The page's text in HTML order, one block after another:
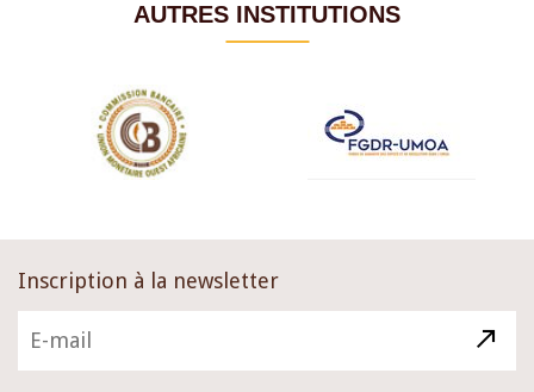
AUTRES INSTITUTIONS
Inscription à la newsletter